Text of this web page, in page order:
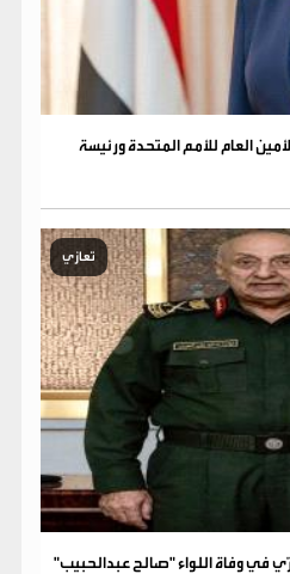
العام للأمم المتحدة ورئيسة
تعازي
في وفاة اللواء "صالح عبدالحبيب"